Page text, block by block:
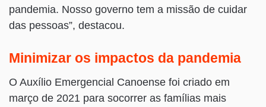
pandemia. Nosso governo tem a missão de cuidar
das pessoas”, destacou.
Minimizar os impactos da pandemia
O Auxílio Emergencial Canoense foi criado em
março de 2021 para socorrer as famílias mais